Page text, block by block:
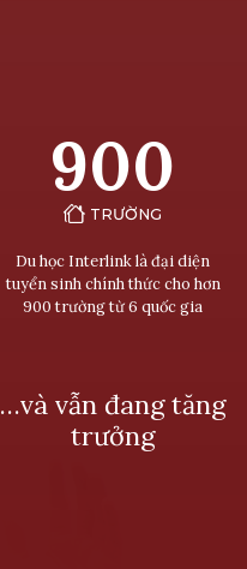
900
TRƯỜNG
Du học Interlink là đại diện
tuyển sinh chính thức cho hơn
900 trường từ 6 quốc gia
…và vẫn đang tăng
trưởng